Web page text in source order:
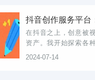
应您的建议...
在抖音之上，创意被
资产。我开始探索各
包括模仿热点视频以
2024-07-14